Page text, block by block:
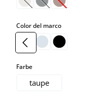
(Esta opción no está
(Esta opción no está
(Esta opción no
Color del marcoselect
Farbeselect
taupe